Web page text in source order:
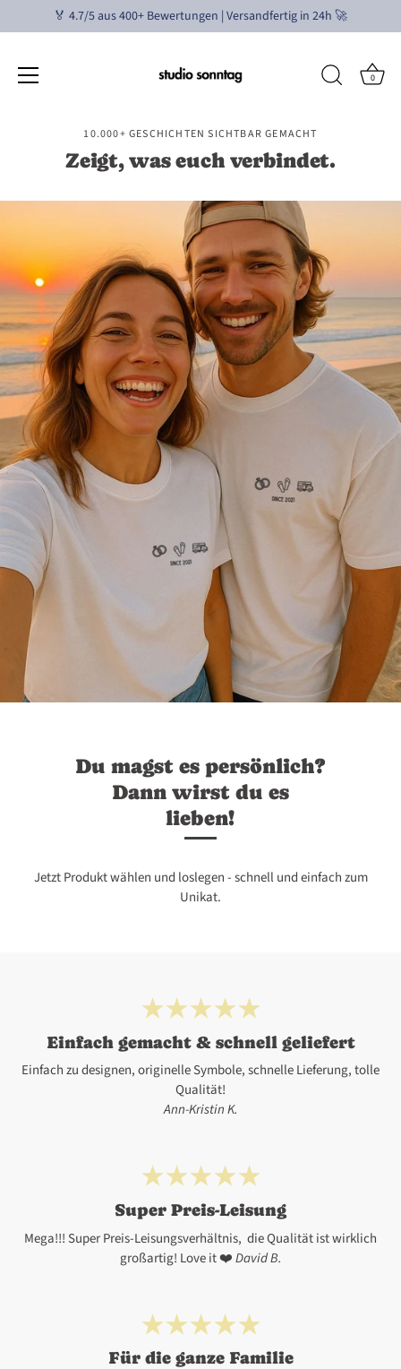
🏅 4.7/5 aus 400+ Bewertungen | Versandfertig in 24h 🚀
0
10.000+ GESCHICHTEN SICHTBAR GEMACHT
Zeigt, was euch verbindet.
Du magst es persönlich?
Dann wirst du es
lieben!
Jetzt Produkt wählen und loslegen - schnell und einfach zum
Unikat.
Einfach gemacht & schnell geliefert
Einfach zu designen, originelle Symbole, schnelle Lieferung, tolle
Qualität!
Ann-Kristin K.
Super Preis-Leisung
Mega!!! Super Preis-Leisungsverhältnis, die Qualität ist wirklich
großartig! Love it ❤️David B.
Für die ganze Familie